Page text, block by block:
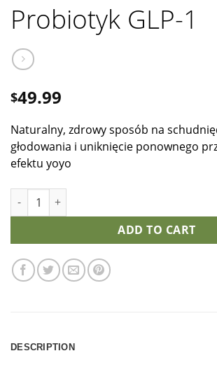
Probiotyk GLP-1
$49.99
Naturalny, zdrowy sposób na
głodowania i uniknięcie ponownego
efektu yoyo
Probiotyk GLP-1 quantity
ADD TO CART
DESCRIPTION